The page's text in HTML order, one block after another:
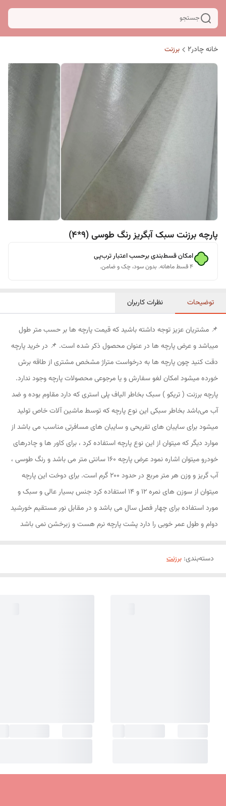
جستجو
خانه چادر۲ برزنت
پارچه برزنت سبک آبگریز رنگ طوسی (9*4)
امکان قسط‌بندی برحسب اعتبار ترب‌پی
۴ قسط ماهانه. بدون سود، چک و ضامن.
توضیحات نظرات کاربران
📌 مشتریان عزیز توجه داشته باشید که قیمت پارچه ها بر حسب متر طول
میباشد و عرض پارچه ها در عنوان محصول ذکر شده است. 📌 در خرید پارچه
دقت کنید چون پارچه ها به درخواست متراژ مشخص مشتری از طاقه برش
خورده میشود امکان لغو سفارش و یا مرجوعی محصولات پارچه وجود ندارد.
پارچه برزنت ( تریکو ) سبک بخاطر الیاف پلی استری که دارد مقاوم بوده و ضد
آب می‌باشد بخاطر سبکی این نوع پارچه که توسط ماشین آلات خاص تولید
میشود برای سایبان های تفریحی و سایبان های مسافرتی مناسب می باشد از
موارد دیگر که میتوان از این نوع پارچه استفاده کرد ، برای کاور ها و چادرهای
خودرو میتوان اشاره نمود عرض پارچه 160 سانتی متر می باشد و رنگ طوسی ،
آب گریز و وزن هر متر مربع در حدود 200 گرم است. برای دوخت این پارچه
میتوان از سوزن های نمره 12 و 14 استفاده کرد جنس بسیار عالی و سبک و
مورد استفاده برای چهار فصل سال می باشد و در مقابل نور مستقیم خورشید
دوام و طول عمر خوبی را دارد پشت پارچه نرم هست و زبرخشن نمی باشد
دسته‌بندی: برزنت